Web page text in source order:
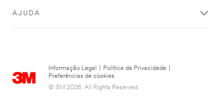
AJUDA
Informação Legal Política da Privacidade
Preferências de cookies
© 3M 2026. All Rights Reserved.